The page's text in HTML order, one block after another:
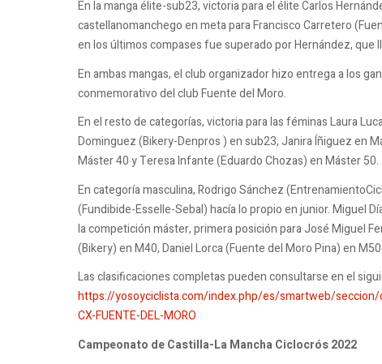
En la manga élite-sub23, victoria para el élite Carlos
castellanomanchego en meta para Francisco Carretero
en los últimos compases fue superado por Hernández, que
En ambas mangas, el club organizador hizo entrega a los
conmemorativo del club Fuente del Moro.
En el resto de categorías, victoria para las féminas Laura
Dominguez (Bikery-Denpros ) en sub23, Janira Íñiguez en
Máster 40 y Teresa Infante (Eduardo Chozas) en Máster 50.
En categoría masculina, Rodrigo Sánchez
(Fundibide-Esselle-Sebal) hacía lo propio en junior. Miguel
la competición máster, primera posición para José Miguel
(Bikery) en M40, Daniel Lorca (Fuente del Moro Pina) en
Las clasificaciones completas pueden consultarse en el
https://yosoyciclista.com/index.php/es/smartweb/
CX-FUENTE-DEL-MORO
Campeonato de Castilla-La Mancha Ciclocrós 2022